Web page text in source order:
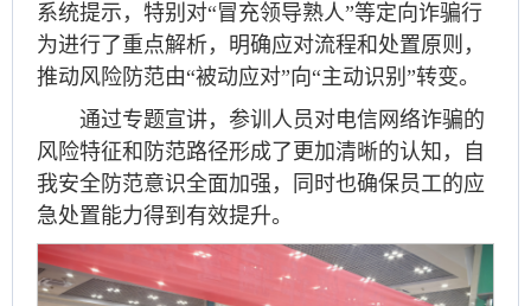
系统提示，特别对“冒充领导熟人”等定向诈骗行
为进行了重点解析，明确应对流程和处置原则，
推动风险防范由“被动应对”向“主动识别”转变。
通过专题宣讲，参训人员对电信网络诈骗的
风险特征和防范路径形成了更加清晰的认知，自
我安全防范意识全面加强，同时也确保员工的应
急处置能力得到有效提升。